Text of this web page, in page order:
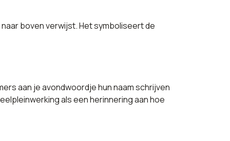
boven verwijst. Het symboliseert de
aan je avondwoordje hun naam schrijven
als een herinnering aan hoe